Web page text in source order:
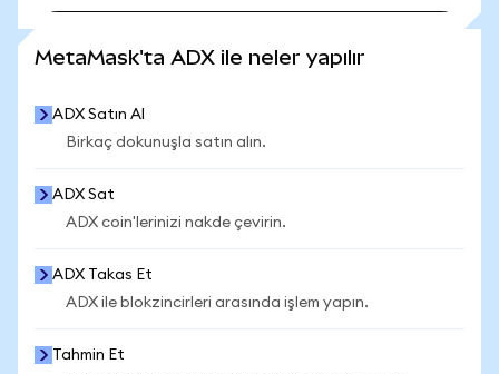
MetaMask'ta ADX ile neler yapılır
ADX Satın Al
Birkaç dokunuşla satın alın.
ADX Sat
ADX coin'lerinizi nakde çevirin.
ADX Takas Et
ADX ile blokzincirleri arasında işlem yapın.
Tahmin Et